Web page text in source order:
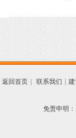
返回首页 联系我们
免责申明